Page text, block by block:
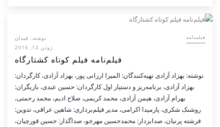
فیلمنامه نوشته: فیدان
ژوئن 12, 2016
فیلم‌نامه فیلم کوتاه کشتارگاه
نوشته: بهزاد آزادی تهیه‌کنندگان: المیرا ارزانی پور، بهزاد آزادی، کارگردان:
بهزاد آزادی، برنامه‌ریز و دستیار اول کارگردان: حسین عبدی، بازیگران:
بهرام آزادی، هیمن آزادی، محمد کریمی، صلاح ادیم، محمد رحمتی،
روشنک شکری، پارمیدا اکرامی، مدیر فیلم‌برداری: شاهین عراقی، تدوین:
فرشته پرنیان، صدابردار: محمدحسین مهرجو، صداگذار: حسین قورچیان،